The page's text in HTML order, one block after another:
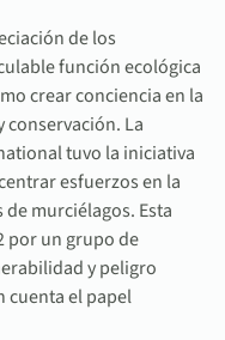
de los
función ecológica
crear conciencia en la
conservación. La
tuvo la iniciativa
esfuerzos en la
murciélagos. Esta
por un grupo de
y peligro
cuenta el papel